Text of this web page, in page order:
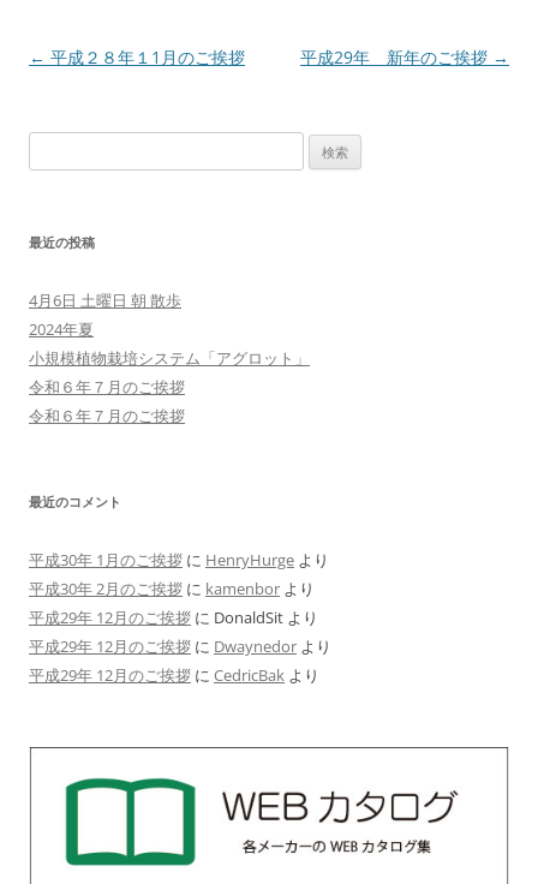
投
ョ
ン
← 平成２８年１1月のご挨拶 平成29年 新年のご挨拶 →
索:
最近の投稿
4月6日 土曜日 朝 散歩
2024年夏
小規模植物栽培システム「アグロット」
令和６年７月のご挨拶
令和６年７月のご挨拶
最近のコメント
平成30年 1月のご挨拶 に HenryHurge より
平成30年 2月のご挨拶 に kamenbor より
平成29年 12月のご挨拶 に DonaldSit より
平成29年 12月のご挨拶 に Dwaynedor より
平成29年 12月のご挨拶 に CedricBak より